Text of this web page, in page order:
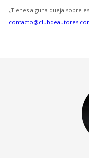
¿Tienes alguna queja sobre